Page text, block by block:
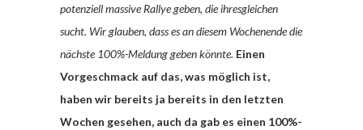
potenziell massive Rallye geben, die ihresgleichen
sucht. Wir glauben, dass es an diesem Wochenende die
nächste 100%-Meldung geben könnte. Einen
Vorgeschmack auf das, was möglich ist,
haben wir bereits ja bereits in den letzten
Wochen gesehen, auch da gab es einen 100%-